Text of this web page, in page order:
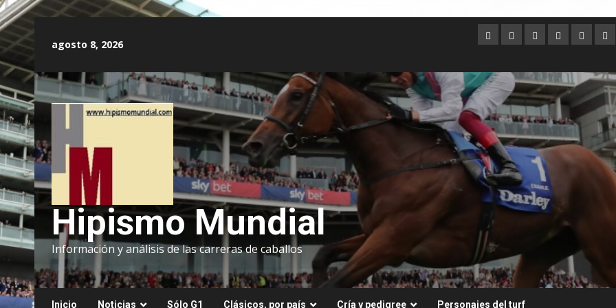
contenido
agosto 8, 2026
Argentina
AustraliaBrasilChileDubai
Hipismo Mundial
Información y análisis de las carreras de caballos
Inicio Noticias Sólo G1 Clásicos, por país Cría y pedigree Personajes del turf